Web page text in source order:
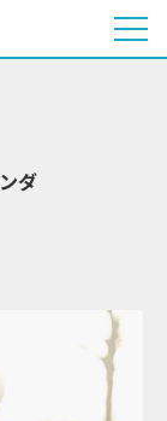
ダ